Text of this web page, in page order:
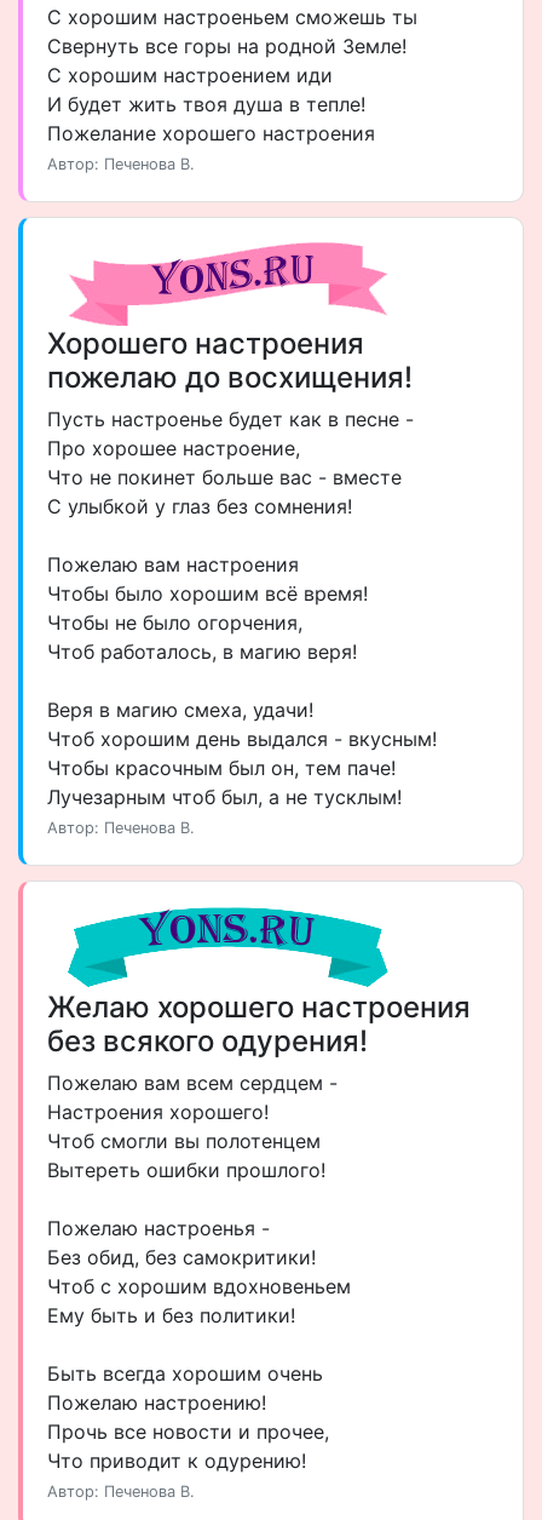
С хорошим настроеньем сможешь ты
Свернуть все горы на родной Земле!
С хорошим настроением иди
И будет жить твоя душа в тепле!
Пожелание хорошего настроения
Автор: Печенова В.
Хорошего настроения
пожелаю до восхищения!
Пусть настроенье будет как в песне -
Про хорошее настроение,
Что не покинет больше вас - вместе
С улыбкой у глаз без сомнения!
Пожелаю вам настроения
Чтобы было хорошим всё время!
Чтобы не было огорчения,
Чтоб работалось, в магию веря!
Веря в магию смеха, удачи!
Чтоб хорошим день выдался - вкусным!
Чтобы красочным был он, тем паче!
Лучезарным чтоб был, а не тусклым!
Автор: Печенова В.
Желаю хорошего настроения
без всякого одурения!
Пожелаю вам всем сердцем -
Настроения хорошего!
Чтоб смогли вы полотенцем
Вытереть ошибки прошлого!
Пожелаю настроенья -
Без обид, без самокритики!
Чтоб с хорошим вдохновеньем
Ему быть и без политики!
Быть всегда хорошим очень
Пожелаю настроению!
Прочь все новости и прочее,
Что приводит к одурению!
Автор: Печенова В.